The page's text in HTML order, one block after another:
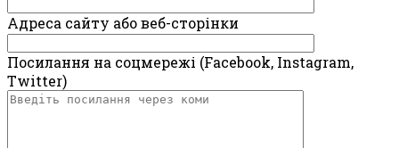
Адреса сайту або веб-сторінки
Посилання на соцмережі (Facebook, Instagram,
Twitter)